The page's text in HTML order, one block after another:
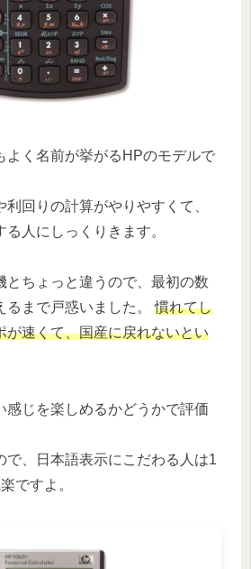
よく名前が挙がるHPのモデルで
回りの計算がやりやすくて、
人にしっくりきます。
とちょっと違うので、最初の数
るまで戸惑いました。慣れてし
が速くて、国産に戻れないとい
感じを楽しめるかどうかで評価
で、日本語表示にこだわる人は1
ですよ。